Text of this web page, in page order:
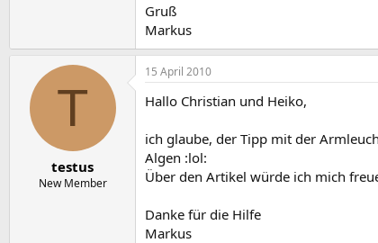
Gruß
Markus
T
testus
New Member
15 April 2010
Hallo Christian und Heiko,
ich glaube, der Tipp mit der
Algen :lol:
Über den Artikel würde ich mich
Danke für die Hilfe
Markus